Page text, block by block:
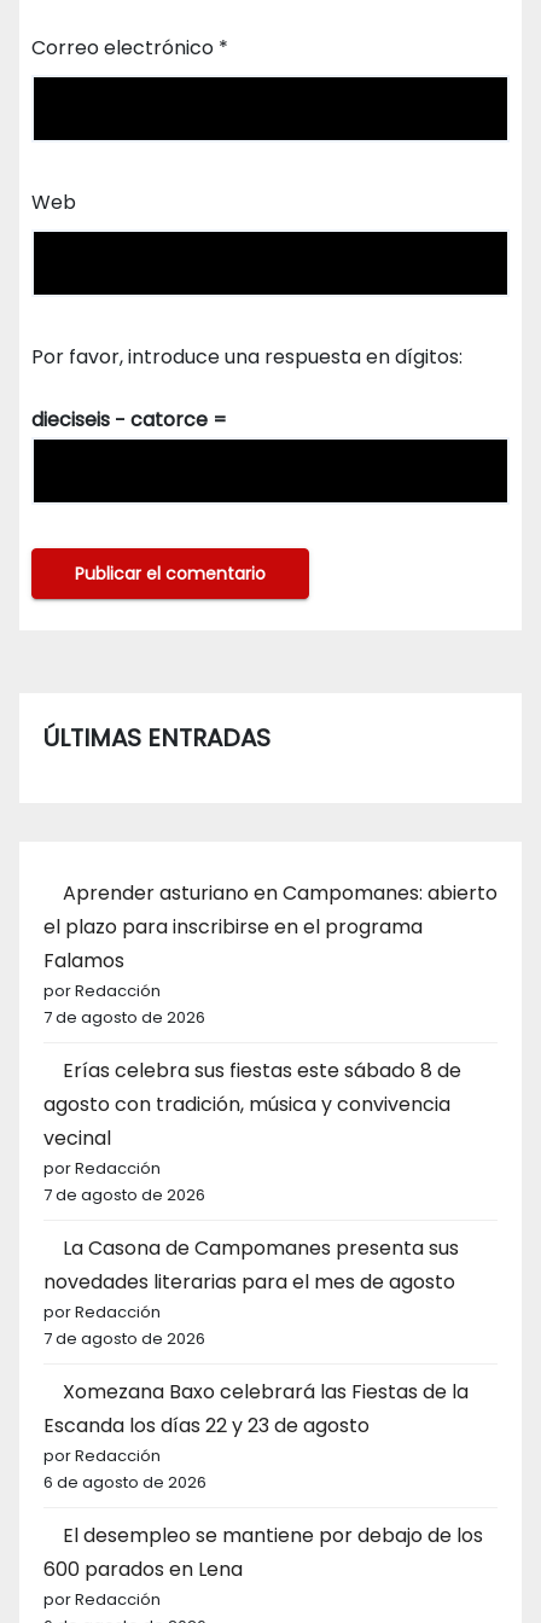
Correo electrónico *
Web
Por favor, introduce una respuesta en dígitos:
dieciseis − catorce =
ÚLTIMAS ENTRADAS
Aprender asturiano en Campomanes: abierto
el plazo para inscribirse en el programa
Falamos
por Redacción
7 de agosto de 2026
Erías celebra sus fiestas este sábado 8 de
agosto con tradición, música y convivencia
vecinal
por Redacción
7 de agosto de 2026
La Casona de Campomanes presenta sus
novedades literarias para el mes de agosto
por Redacción
7 de agosto de 2026
Xomezana Baxo celebrará las Fiestas de la
Escanda los días 22 y 23 de agosto
por Redacción
6 de agosto de 2026
El desempleo se mantiene por debajo de los
600 parados en Lena
por Redacción